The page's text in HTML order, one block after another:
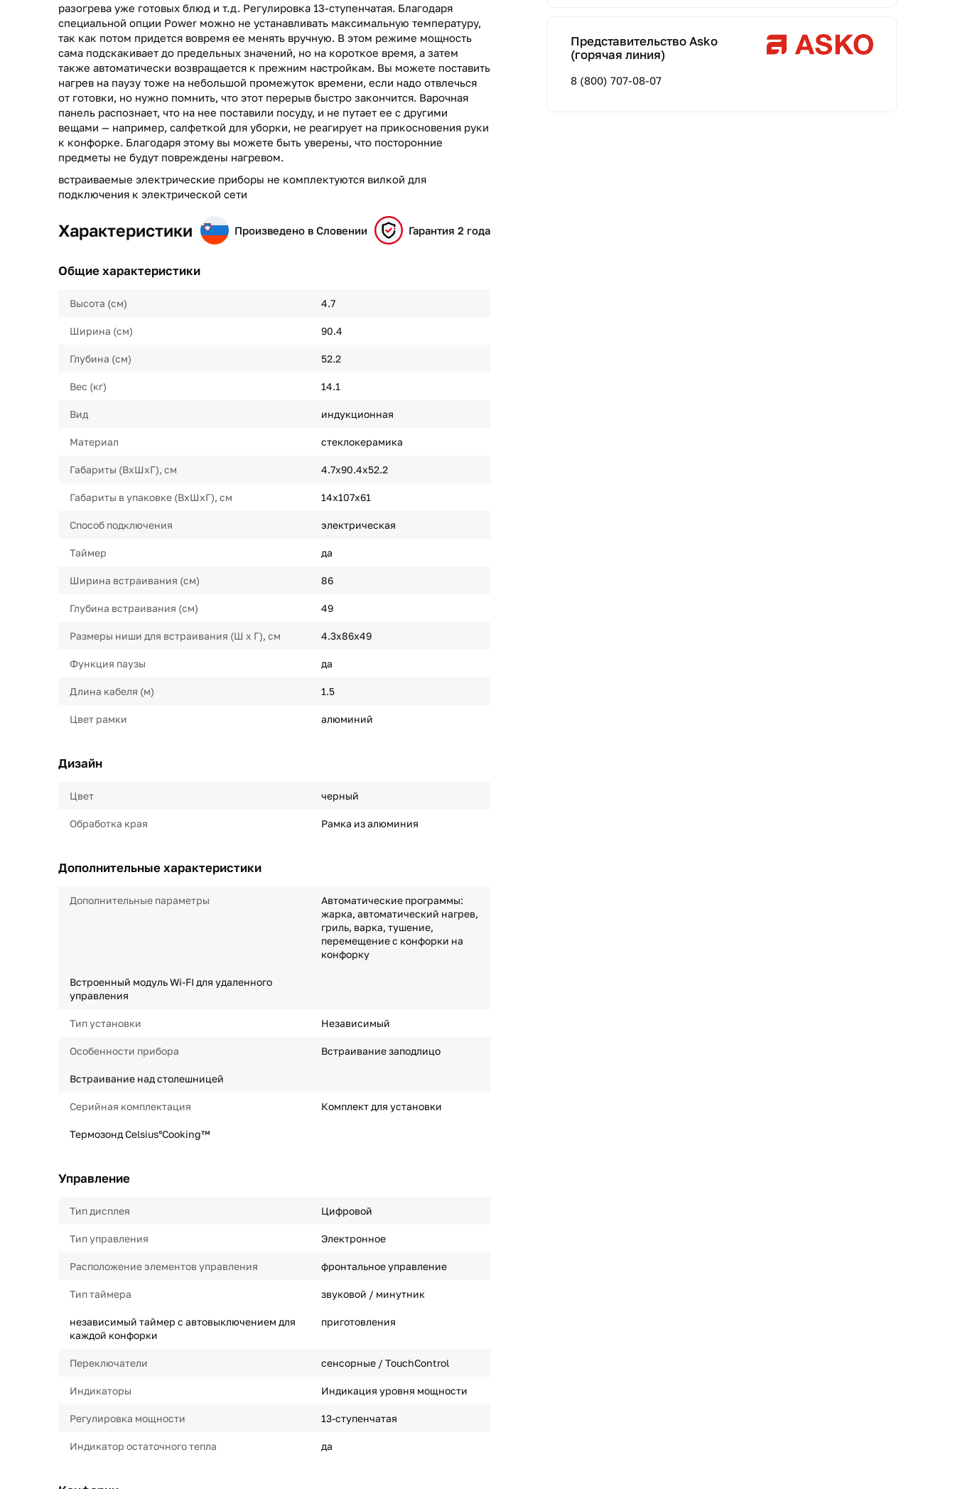
разогрева уже готовых блюд и т.д. Регулировка 13-ступенчатая. Благодаря
специальной опции Power можно не устанавливать максимальную температуру,
так как потом придется вовремя ее менять вручную. В этом режиме мощность
сама подскакивает до предельных значений, но на короткое время, а затем
также автоматически возвращается к прежним настройкам. Вы можете поставить
нагрев на паузу тоже на небольшой промежуток времени, если надо отвлечься
от готовки, но нужно помнить, что этот перерыв быстро закончится. Варочная
панель распознает, что на нее поставили посуду, и не путает ее с другими
вещами — например, салфеткой для уборки, не реагирует на прикосновения руки
к конфорке. Благодаря этому вы можете быть уверены, что посторонние
предметы не будут повреждены нагревом.
встраиваемые электрические приборы не комплектуются вилкой для
подключения к электрической сети
Характеристики Произведено в Словении Гарантия 2 года
Общие характеристики
Высота (см) 4.7
Ширина (см) 90.4
Глубина (см) 52.2
Вес (кг) 14.1
Вид индукционная
Материал стеклокерамика
Габариты (ВхШхГ), см 4.7х90.4х52.2
Габариты в упаковке (ВхШхГ), см 14х107х61
Способ подключения электрическая
Таймер да
Ширина встраивания (см) 86
Глубина встраивания (см) 49
Размеры ниши для встраивания (Ш х Г), см 4.3х86х49
Функция паузы да
Длина кабеля (м) 1.5
Цвет рамки алюминий
Дизайн
Цвет черный
Обработка края Рамка из алюминия
Дополнительные характеристики
Дополнительные параметры
Автоматические программы:
жарка, автоматический нагрев,
гриль, варка, тушение,
перемещение с конфорки на
конфорку
Встроенный модуль Wi-FI для удаленного
управления
Тип установки Независимый
Особенности прибора Встраивание заподлицо
Встраивание над столешницей
Серийная комплектация Комплект для установки
Термозонд Celsius°Cooking™
Управление
Тип дисплея Цифровой
Тип управления Электронное
Расположение элементов управления фронтальное управление
Тип таймера звуковой / минутник
независимый таймер с автовыключением для
каждой конфорки
приготовления
Переключатели сенсорные / TouchControl
Индикаторы Индикация уровня мощности
Регулировка мощности 13-ступенчатая
Индикатор остаточного тепла да
Представительство Asko
(горячая линия)
8 (800) 707-08-07